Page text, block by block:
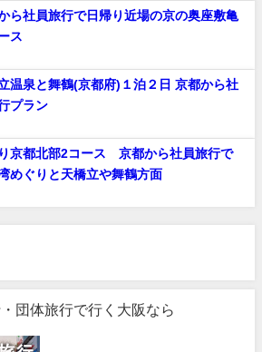
ら社員旅行で日帰り近場の京の奥座敷亀
ス
温泉と舞鶴(京都府)１泊２日 京都から社
プラン
京都北部2コース 京都から社員旅行で
めぐりと天橋立や舞鶴方面
団体旅行で行く大阪なら